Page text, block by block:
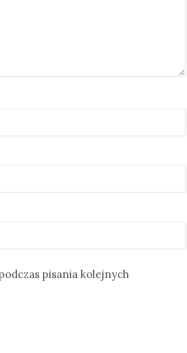
pisania kolejnych